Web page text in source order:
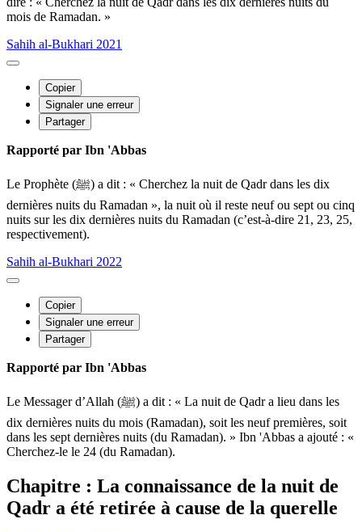
mois de Ramadan. »
Sahih al-Bukhari 2021
Copier
Signaler une erreur
Partager
Rapporté par Ibn 'Abbas
Le Prophète (ﷺ) a dit : « Cherchez la nuit de Qadr dans les dix
dernières nuits du Ramadan », la nuit où il reste neuf ou sept ou cinq
nuits sur les dix dernières nuits du Ramadan (c’est-à-dire 21, 23, 25,
respectivement).
Sahih al-Bukhari 2022
Copier
Signaler une erreur
Partager
Rapporté par Ibn 'Abbas
Le Messager d’Allah (ﷺ) a dit : « La nuit de Qadr a lieu dans les
dix dernières nuits du mois (Ramadan), soit les neuf premières, soit
dans les sept dernières nuits (du Ramadan). » Ibn 'Abbas a ajouté : «
Cherchez-le le 24 (du Ramadan).
Chapitre : La connaissance de la nuit de
Qadr a été retirée à cause de la querelle